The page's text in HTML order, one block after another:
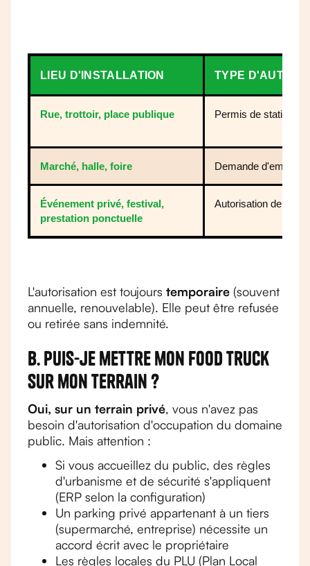
LIEU D'INSTALLATION TYPE
Rue, trottoir, place publique Permis de
Marché, halle, foire Demande
Événement privé, festival,
prestation ponctuelle
Autorisation de
L'autorisation est toujours temporaire (souvent
annuelle, renouvelable). Elle peut être refusée
ou retirée sans indemnité.
B. Puis-je mettre mon food truck
sur mon terrain ?
Oui, sur un terrain privé, vous n'avez pas
besoin d'autorisation d'occupation du domaine
public. Mais attention :
Si vous accueillez du public, des règles
d'urbanisme et de sécurité s'appliquent
(ERP selon la configuration)
Un parking privé appartenant à un tiers
(supermarché, entreprise) nécessite un
accord écrit avec le propriétaire
Les règles locales du PLU (Plan Local